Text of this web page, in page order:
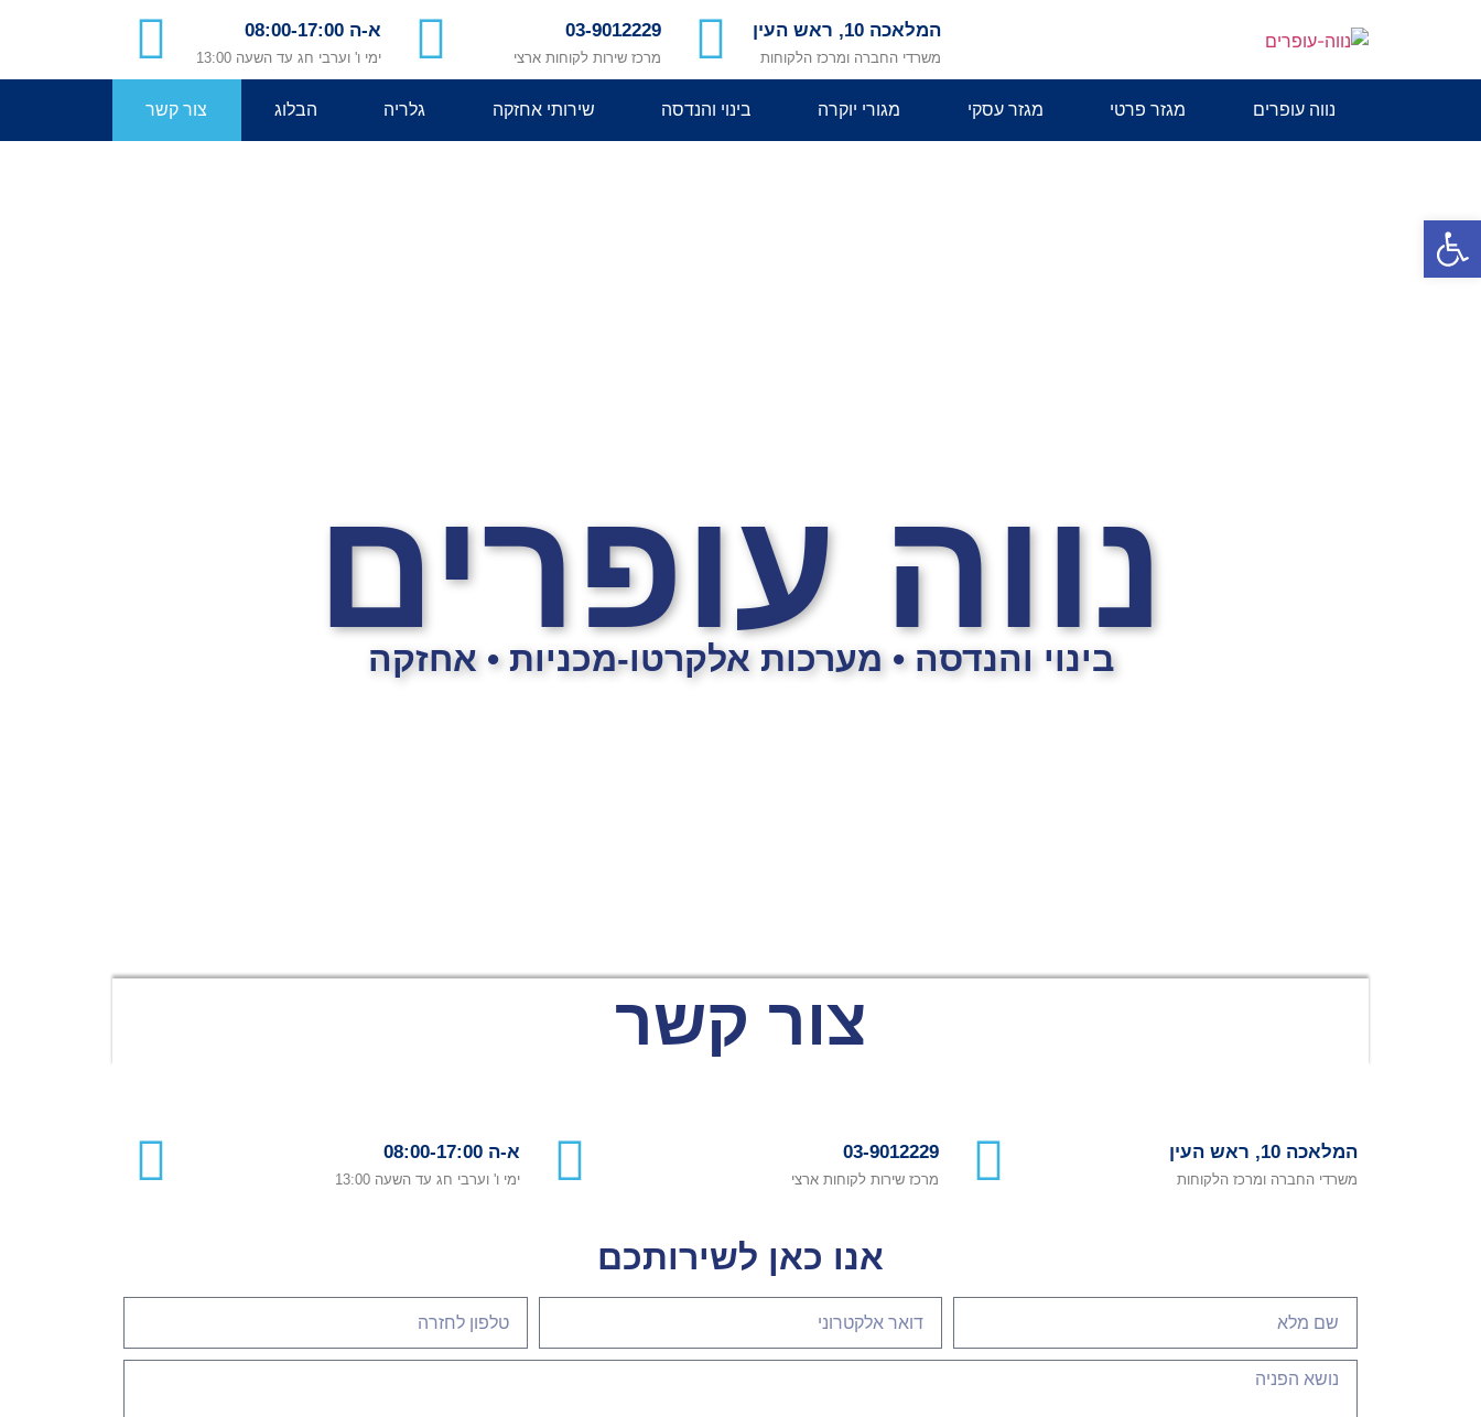
פתח סרגל נגישות
המלאכה 10, ראש העין
משרדי החברה ומרכז הלקוחות
03-9012229
מרכז שירות לקוחות ארצי
א-ה 08:00-17:00
ימי ו' וערבי חג עד השעה 13:00
נווה עופרים מגזר פרטי מגזר עסקי מגורי יוקרה בינוי והנדסה שירותי אחזקה גלריה הבלוג צור קשר
נווה עופרים
בינוי והנדסה • מערכות אלקרטו-מכניות • אחזקה
צור קשר
המלאכה 10, ראש העין
משרדי החברה ומרכז הלקוחות
03-9012229
מרכז שירות לקוחות ארצי
א-ה 08:00-17:00
ימי ו' וערבי חג עד השעה 13:00
אנו כאן לשירותכם